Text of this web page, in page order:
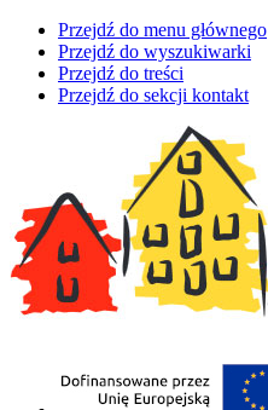
Przejdź do menu głównego
Przejdź do wyszukiwarki
Przejdź do treści
Przejdź do sekcji kontakt